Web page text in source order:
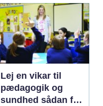
Lej en vikar til
pædagogik og
sundhed sådan får